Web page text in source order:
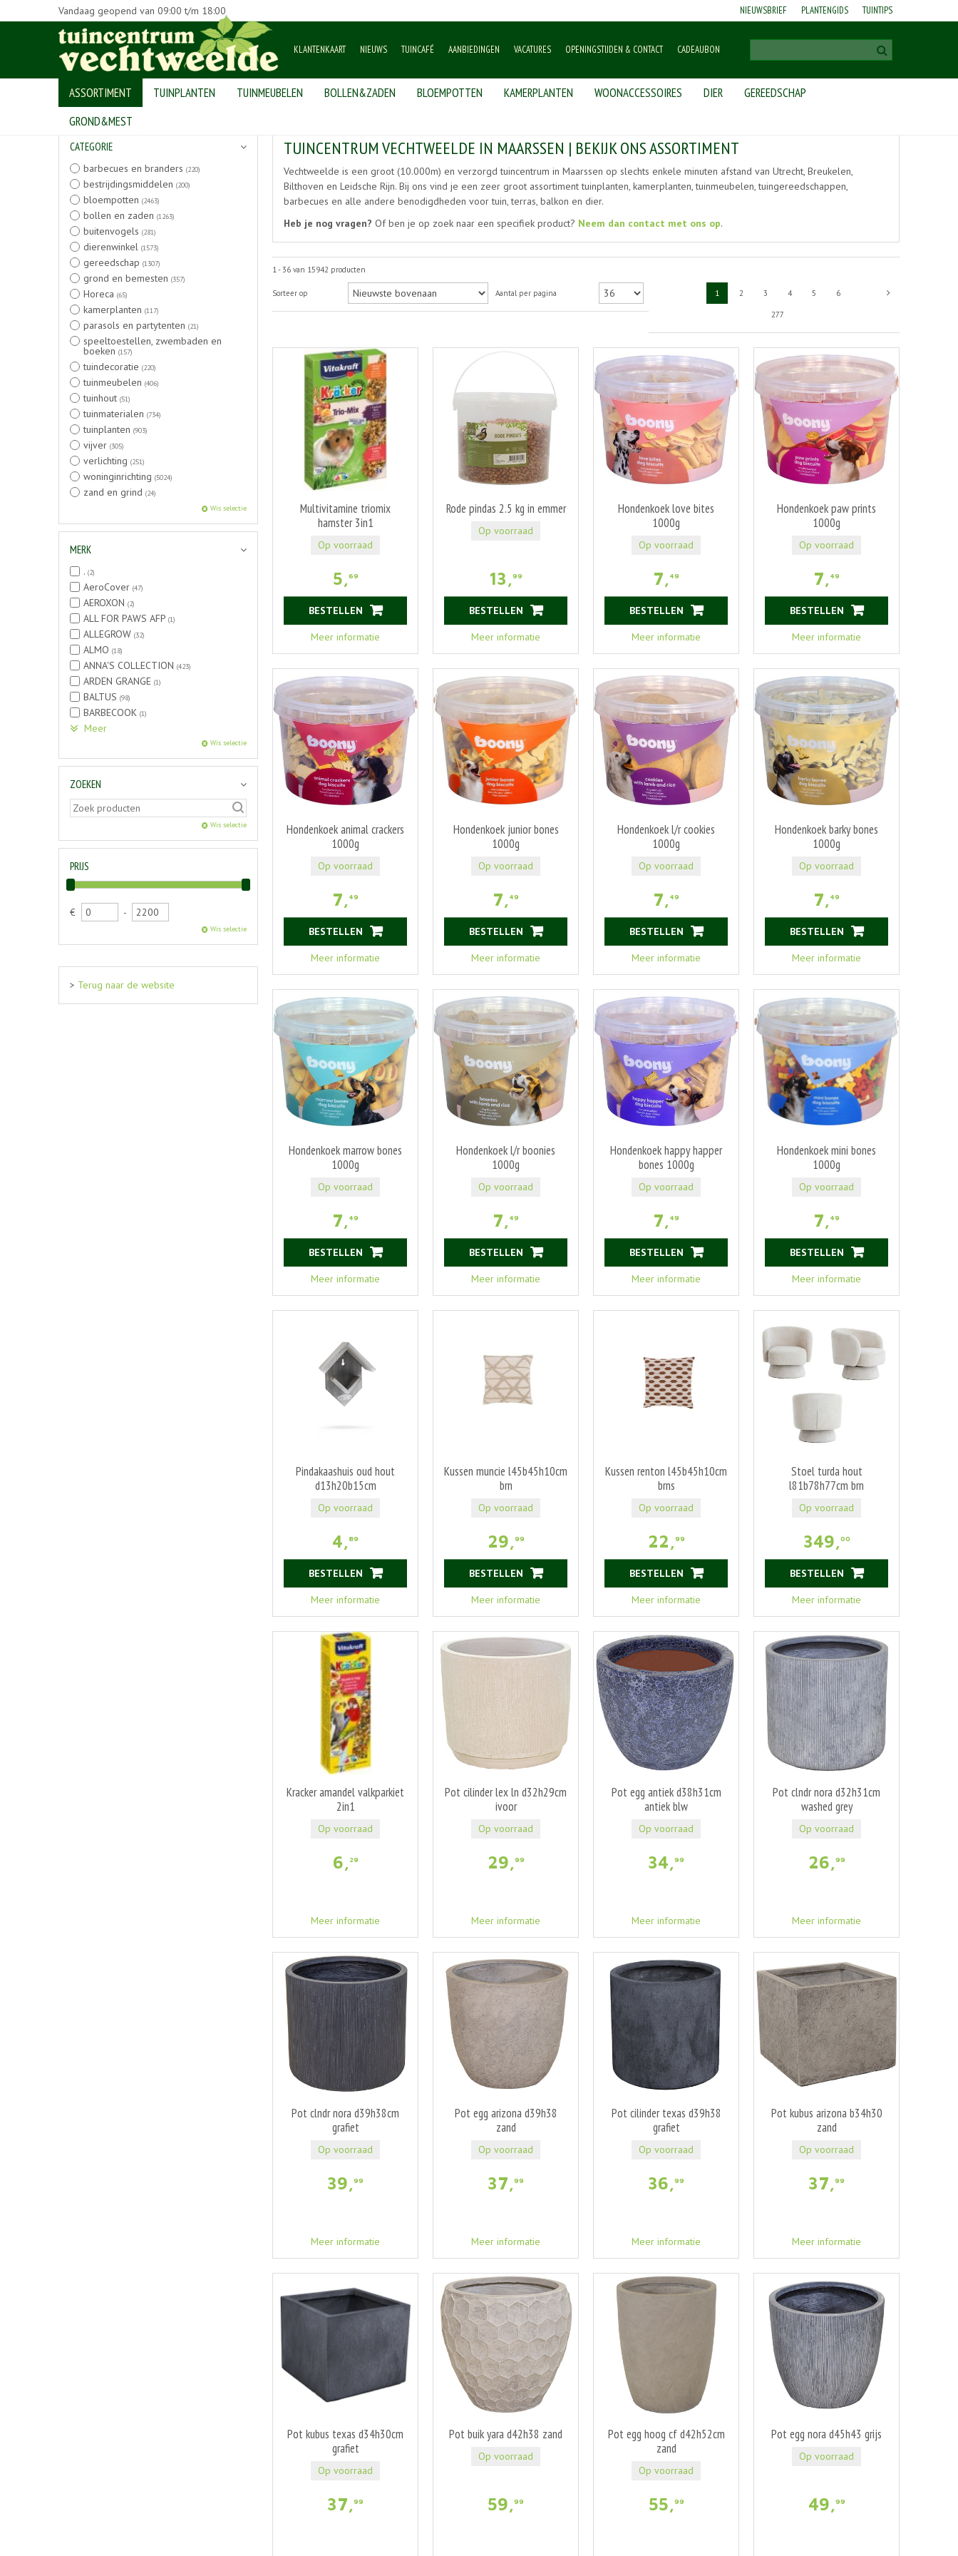
Home > Producten
Vandaag geopend van 09:00 t/m 18:00 NIEUWSBRIEF PLANTENGIDS TUINTIPS
KLANTENKAART NIEUWS TUINCAFÉ AANBIEDINGEN VACATURES OPENINGSTIJDEN & CONTACT CADEAUBON
ASSORTIMENT TUINPLANTEN TUINMEUBELEN BOLLEN&ZADEN BLOEMPOTTEN KAMERPLANTEN WOONACCESSOIRES DIER
GEREEDSCHAP
GROND&MEST
TUINCENTRUM VECHTWEELDE IN MAARSSEN | BEKIJK ONS ASSORTIMENT
Vechtweelde is een groot (10.000m) en verzorgd tuincentrum in Maarssen op slechts enkele minuten afstand van Utrecht, Breukelen,
Bilthoven en Leidsche Rijn. Bij ons vind je een zeer groot assortiment tuinplanten, kamerplanten, tuinmeubelen, tuingereedschappen,
barbecues en alle andere benodigdheden voor tuin, terras, balkon en dier.
Heb je nog vragen? Of ben je op zoek naar een specifiek product? Neem dan contact met ons op.
1 - 36 van 15942 producten
Aantal per pagina
Sorteer op 1 2 3 4 5
6
277
Multivitamine triomix
hamster 3in1
5,69
Meer informatie
BESTELLEN
Op voorraad
Rode pindas 2.5 kg in emmer
13,99
Meer informatie
BESTELLEN
Op voorraad
Hondenkoek love bites
1000g
7,49
Meer informatie
BESTELLEN
Op voorraad
Hondenkoek paw prints
1000g
7,49
Meer informatie
BESTELLEN
Op voorraad
Hondenkoek animal crackers
1000g
7,49
Meer informatie
BESTELLEN
Op voorraad
Hondenkoek junior bones
1000g
7,49
Meer informatie
BESTELLEN
Op voorraad
Hondenkoek l/r cookies
1000g
7,49
Meer informatie
BESTELLEN
Op voorraad
Hondenkoek barky bones
1000g
7,49
Meer informatie
BESTELLEN
Op voorraad
Hondenkoek marrow bones
1000g
7,49
Meer informatie
BESTELLEN
Op voorraad
Hondenkoek l/r boonies
1000g
7,49
Meer informatie
BESTELLEN
Op voorraad
Hondenkoek happy happer
bones 1000g
7,49
Meer informatie
BESTELLEN
Op voorraad
Hondenkoek mini bones
1000g
7,49
Meer informatie
BESTELLEN
Op voorraad
Pindakaashuis oud hout
d13h20b15cm
4,89
Meer informatie
BESTELLEN
Op voorraad
Kussen muncie l45b45h10cm
brn
29,99
Meer informatie
BESTELLEN
Op voorraad
Kussen renton l45b45h10cm
brns
22,99
Meer informatie
BESTELLEN
Op voorraad
Stoel turda hout
l81b78h77cm brn
349,00
Meer informatie
BESTELLEN
Op voorraad
Kracker amandel valkparkiet
2in1
6,29
Meer informatie
Op voorraad
Pot cilinder lex ln d32h29cm
ivoor
29,99
Meer informatie
Op voorraad
Pot egg antiek d38h31cm
antiek blw
34,99
Meer informatie
Op voorraad
Pot clndr nora d32h31cm
washed grey
26,99
Meer informatie
Op voorraad
Pot clndr nora d39h38cm
grafiet
39,99
Meer informatie
Op voorraad
Pot egg arizona d39h38
zand
37,99
Meer informatie
Op voorraad
Pot cilinder texas d39h38
grafiet
36,99
Meer informatie
Op voorraad
Pot kubus arizona b34h30
zand
37,99
Meer informatie
Op voorraad
Pot kubus texas d34h30cm
grafiet
37,99
Op voorraad
Pot buik yara d42h38 zand
59,99
Op voorraad
Pot egg hoog cf d42h52cm
zand
55,99
Op voorraad
Pot egg nora d45h43 grijs
49,99
Op voorraad
CATEGORIE
barbecues en branders (220)
bestrijdingsmiddelen (200)
bloempotten (2463)
bollen en zaden (1263)
buitenvogels (281)
dierenwinkel (1573)
gereedschap (1307)
grond en bemesten (357)
Horeca (65)
kamerplanten (117)
parasols en partytenten (21)
speeltoestellen, zwembaden en
boeken (157)
tuindecoratie (220)
tuinmeubelen (406)
tuinhout (51)
tuinmaterialen (734)
tuinplanten (903)
vijver (305)
verlichting (251)
woninginrichting (5024)
zand en grind (24)
Wis selectie
MERK
. (2)
AeroCover (47)
AEROXON (2)
ALL FOR PAWS AFP (1)
ALLEGROW (32)
ALMO (18)
ANNA'S COLLECTION (423)
ARDEN GRANGE (1)
BALTUS (98)
BARBECOOK (1)
Meer
Wis selectie
ZOEKEN
Wis selectie
PRIJS
€ -
Wis selectie
> Terug naar de website